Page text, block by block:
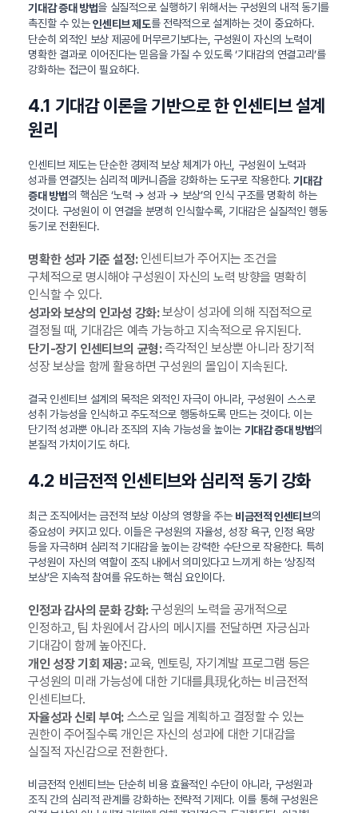
기대감 증대 방법을 실질적으로 실행하기 위해서는 구성원의 내적 동기를
촉진할 수 있는인센티브 제도를 전략적으로 설계하는 것이 중요하다.
단순히 외적인 보상 제공에 머무르기보다는, 구성원이 자신의 노력이
명확한 결과로 이어진다는 믿음을 가질 수 있도록 ‘기대감의 연결고리’를
강화하는 접근이 필요하다.
4.1 기대감 이론을 기반으로 한 인센티브 설계
원리
인센티브 제도는 단순한 경제적 보상 체계가 아닌, 구성원이 노력과
성과를 연결짓는 심리적 메커니즘을 강화하는 도구로 작용한다.기대감
증대 방법의 핵심은 ‘노력 → 성과 → 보상’의 인식 구조를 명확히 하는
것이다. 구성원이 이 연결을 분명히 인식할수록, 기대감은 실질적인 행동
동기로 전환된다.
명확한 성과 기준 설정:인센티브가 주어지는 조건을
구체적으로 명시해야 구성원이 자신의 노력 방향을 명확히
인식할 수 있다.
성과와 보상의 인과성 강화:보상이 성과에 의해 직접적으로
결정될 때, 기대감은 예측 가능하고 지속적으로 유지된다.
단기-장기 인센티브의 균형:즉각적인 보상뿐 아니라 장기적
성장 보상을 함께 활용하면 구성원의 몰입이 지속된다.
결국 인센티브 설계의 목적은 외적인 자극이 아니라, 구성원이 스스로
성취 가능성을 인식하고 주도적으로 행동하도록 만드는 것이다. 이는
단기적 성과뿐 아니라 조직의 지속 가능성을 높이는 기대감 증대 방법의
본질적 가치이기도 하다.
4.2 비금전적 인센티브와 심리적 동기 강화
최근 조직에서는 금전적 보상 이상의 영향을 주는 비금전적 인센티브의
중요성이 커지고 있다. 이들은 구성원의 자율성, 성장 욕구, 인정 욕망
등을 자극하며 심리적 기대감을 높이는 강력한 수단으로 작용한다. 특히
구성원이 자신의 역할이 조직 내에서 의미있다고 느끼게 하는 ‘상징적
보상’은 지속적 참여를 유도하는 핵심 요인이다.
인정과 감사의 문화 강화:구성원의 노력을 공개적으로
인정하고, 팀 차원에서 감사의 메시지를 전달하면 자긍심과
기대감이 함께 높아진다.
개인 성장 기회 제공:교육, 멘토링, 자기계발 프로그램 등은
구성원의 미래 가능성에 대한 기대를具現化하는 비금전적
인센티브다.
자율성과 신뢰 부여:스스로 일을 계획하고 결정할 수 있는
권한이 주어질수록 개인은 자신의 성과에 대한 기대감을
실질적 자신감으로 전환한다.
비금전적 인센티브는 단순히 비용 효율적인 수단이 아니라, 구성원과
조직 간의 심리적 관계를 강화하는 전략적 기제다. 이를 통해 구성원은